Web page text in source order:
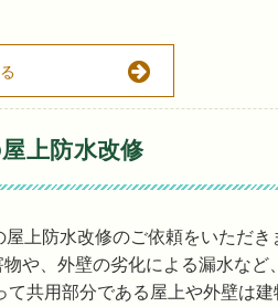
上防水改修
上防水改修のご依頼をいただき
や、外壁の劣化による漏水など
共用部分である屋上や外壁は